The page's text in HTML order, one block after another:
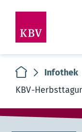
zur Startseite
Infothek
KBV-